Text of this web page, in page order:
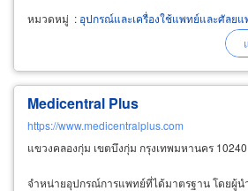
หมวดหมู่ : อุปกรณ์และเครื่องใช้แพทย์และศัลย
Medicentral Plus
https://www.medicentralplus.com
แขวงคลองกุ่ม เขตบึงกุ่ม กรุงเทพมหานคร 10240
จำหน่ายอุปกรณ์การแพทย์ที่ได้มาตรฐาน โดยผู้น